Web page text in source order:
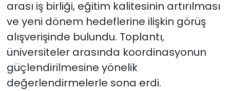
arası iş birliği, eğitim kalitesinin artırılması
ve yeni dönem hedeflerine ilişkin görüş
alışverişinde bulundu. Toplantı,
üniversiteler arasında koordinasyonun
güçlendirilmesine yönelik
değerlendirmelerle sona erdi.